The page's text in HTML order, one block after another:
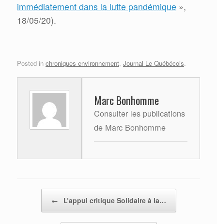
immédiatement dans la lutte pandémique »,
18/05/20).
Posted in chroniques environnement, Journal Le Québécois.
Marc Bonhomme
Consulter les publications
de Marc Bonhomme
← L’appui critique Solidaire à la…